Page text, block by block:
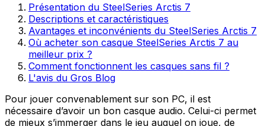
Présentation du SteelSeries Arctis 7
Descriptions et caractéristiques
Avantages et inconvénients du SteelSeries Arctis 7
Où acheter son casque SteelSeries Arctis 7 au
meilleur prix ?
Comment fonctionnent les casques sans fil ?
L'avis du Gros Blog
Pour jouer convenablement sur son PC, il est
nécessaire d’avoir un bon casque audio. Celui-ci permet
de mieux s’immerger dans le jeu auquel on joue, de